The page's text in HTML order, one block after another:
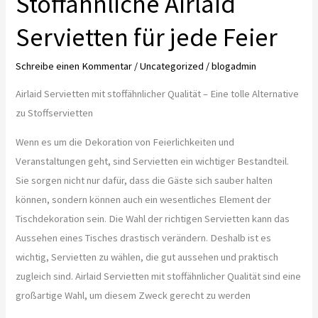
Servietten für jede Feier
Schreibe einen Kommentar /Uncategorized /blogadmin
Airlaid Servietten mit stoffähnlicher Qualität – Eine tolle Alternative
zu Stoffservietten
Wenn es um die Dekoration von Feierlichkeiten und
Veranstaltungen geht, sind Servietten ein wichtiger Bestandteil.
Sie sorgen nicht nur dafür, dass die Gäste sich sauber halten
können, sondern können auch ein wesentliches Element der
Tischdekoration sein. Die Wahl der richtigen Servietten kann das
Aussehen eines Tisches drastisch verändern. Deshalb ist es
wichtig, Servietten zu wählen, die gut aussehen und praktisch
zugleich sind. Airlaid Servietten mit stoffähnlicher Qualität sind eine
großartige Wahl, um diesem Zweck gerecht zu werden